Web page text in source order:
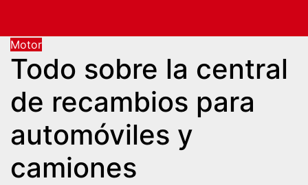
Motor
Todo sobre la central
de recambios para
automóviles y
camiones